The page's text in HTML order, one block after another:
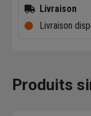
Livraison
Livraison
Produits